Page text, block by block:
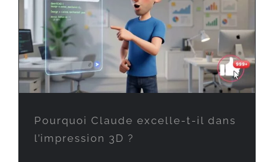
Pourquoi Claude excelle-t-il dans
l’impression 3D ?